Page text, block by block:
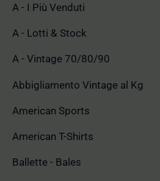
A - I Più Venduti
A - Lotti & Stock
A - Vintage 70/80/90
Abbigliamento Vintage al Kg
American Sports
American T-Shirts
Ballette - Bales